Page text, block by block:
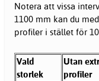
Notera att vissa
1100 mm kan du
profiler i stället för
Vald
storlek
Utan
profiler